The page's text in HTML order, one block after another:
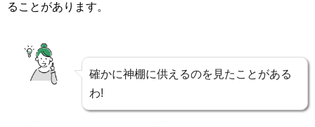
ることがあります。
確かに神棚に供えるのを見たことがある
わ!